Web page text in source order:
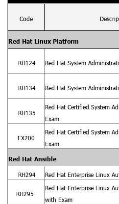
Code
Red Hat Linux Platform
RH124 Red Hat System
RH134 Red Hat System
RH135
Red Hat Certified System
Exam
EX200
Red Hat Certified System
Exam
Red Hat Ansible
RH294 Red Hat Enterprise Linux
RH295
Red Hat Enterprise Linux
with Exam